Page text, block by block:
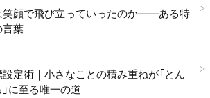
笑顔で飛び立っていったのか——ある特
葉
定術｜小さなことの積み重ねが「とん
に至る唯一の道